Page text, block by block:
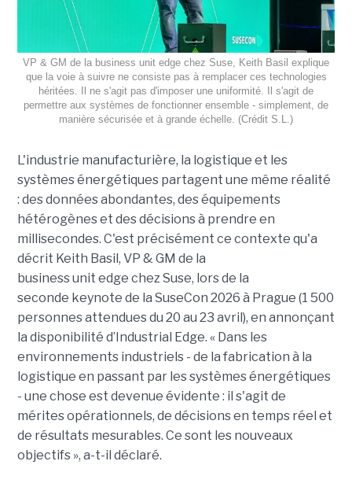
VP & GM de la business unit edge chez Suse, Keith Basil explique
que la voie à suivre ne consiste pas à remplacer ces technologies
héritées. Il ne s'agit pas d'imposer une uniformité. Il s'agit de
permettre aux systèmes de fonctionner ensemble - simplement, de
manière sécurisée et à grande échelle. (Crédit S.L.)
L'industrie manufacturière, la logistique et les
systèmes énergétiques partagent une même réalité
: des données abondantes, des équipements
hétérogènes et des décisions à prendre en
millisecondes. C'est précisément ce contexte qu'a
décrit Keith Basil, VP & GM de la
business unit edge chez Suse, lors de la
seconde keynote de la SuseCon 2026 à Prague (1 500
personnes attendues du 20 au 23 avril), en annonçant
la disponibilité d’Industrial Edge. « Dans les
environnements industriels - de la fabrication à la
logistique en passant par les systèmes énergétiques
- une chose est devenue évidente : il s'agit de
mérites opérationnels, de décisions en temps réel et
de résultats mesurables. Ce sont les nouveaux
objectifs », a-t-il déclaré.